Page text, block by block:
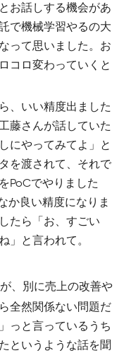
お話しする機会があ
で機械学習やるの大
って思いました。お
コロ変わっていくと
、いい精度出ました
藤さんが話していた
にやってみてよ」と
を渡されて、それで
PoCでやりました
か良い精度になりま
たら「お、すごい
」と言われて。
、別に売上の改善や
全然関係ない問題だ
っと言っているうち
というような話を聞